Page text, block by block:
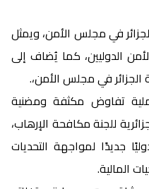
في مجلس الأمن، ويمثل
الدوليين، كما يُضاف إلى
الجزائر في مجلس الأمن،.
تفاوض مكثفة ومضنية
للجنة مكافحة الإرهاب،
جديدًا لمواجهة التحديات
المالية.